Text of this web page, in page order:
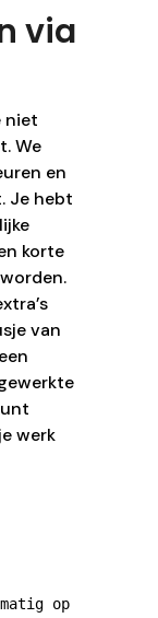
via
niet
We
en
Je hebt
korte
van
werk
op